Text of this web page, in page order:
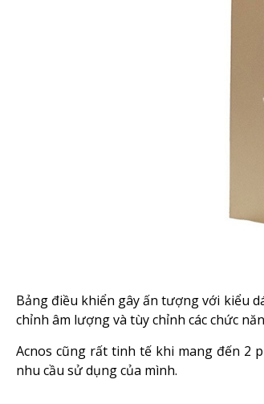
Bảng điều khiển gây ấn tượng với kiểu
chỉnh âm lượng và tùy chỉnh các chức
Acnos cũng rất tinh tế khi mang đến 2
nhu cầu sử dụng của mình.